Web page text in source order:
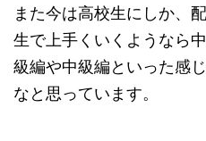
また今は高校生にしか、
生で上手くいくようなら
級編や中級編といった感
なと思っています。